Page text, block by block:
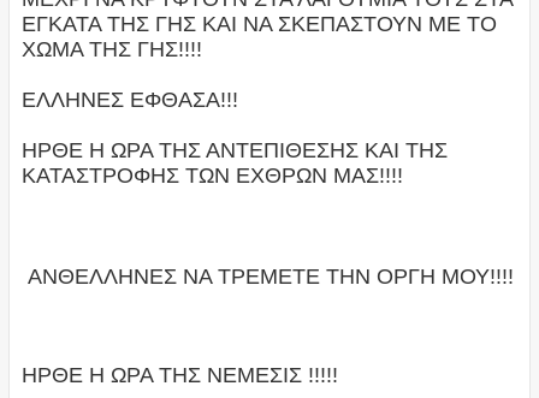
ΕΓΚΑΤΑ ΤΗΣ ΓΗΣ ΚΑΙ ΝΑ ΣΚΕΠΑΣΤΟΥΝ ΜΕ ΤΟ
ΧΩΜΑ ΤΗΣ ΓΗΣ!!!!
ΕΛΛΗΝΕΣ ΕΦΘΑΣΑ!!!
ΗΡΘΕ Η ΩΡΑ ΤΗΣ ΑΝΤΕΠΙΘΕΣΗΣ ΚΑΙ ΤΗΣ
ΚΑΤΑΣΤΡΟΦΗΣ ΤΩΝ ΕΧΘΡΩΝ ΜΑΣ!!!!
ΑΝΘΕΛΛΗΝΕΣ ΝΑ ΤΡΕΜΕΤΕ ΤΗΝ ΟΡΓΗ ΜΟΥ!!!!
ΗΡΘΕ Η ΩΡΑ ΤΗΣ ΝΕΜΕΣΙΣ !!!!!